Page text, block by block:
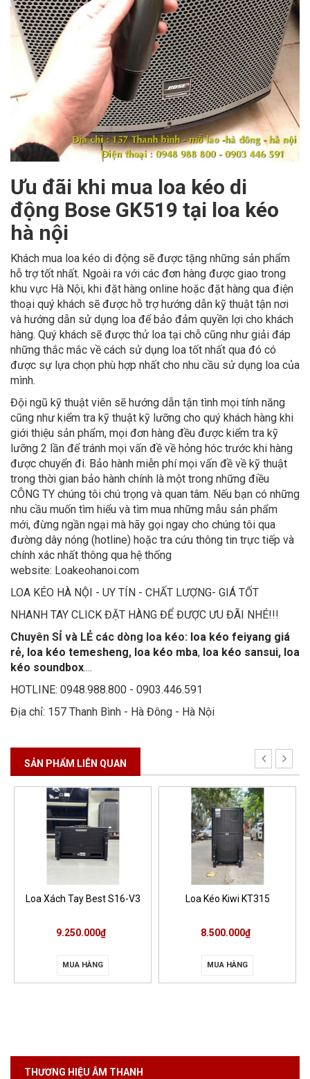
Ưu đãi khi mua loa kéo di
động Bose GK519 tại loa kéo
hà nội
Khách mua loa kéo di động sẽ được tặng những sản phẩm
hỗ trợ tốt nhất. Ngoài ra với các đơn hàng được giao trong
khu vực Hà Nội, khi đặt hàng online hoặc đặt hàng qua điện
thoại quý khách sẽ được hỗ trợ hướng dẫn kỹ thuật tận nơi
và hướng dẫn sử dụng loa để bảo đảm quyền lợi cho khách
hàng. Quý khách sẽ được thử loa tại chỗ cũng như giải đáp
những thắc mắc về cách sử dụng loa tốt nhất qua đó có
được sự lựa chọn phù hợp nhất cho nhu cầu sử dụng loa của
mình.
Đội ngũ kỹ thuật viên sẽ hướng dẫn tận tình mọi tính năng
cũng như kiểm tra kỹ thuật kỹ lưỡng cho quý khách hàng khi
giới thiệu sản phẩm, mọi đơn hàng đều được kiểm tra kỹ
lưỡng 2 lần để tránh mọi vấn đề về hỏng hóc trước khi hàng
được chuyển đi. Bảo hành miễn phí mọi vấn đề về kỹ thuật
trong thời gian bảo hành chính là một trong những điều
CÔNG TY chúng tôi chú trọng và quan tâm. Nếu bạn có những
nhu cầu muốn tìm hiểu và tìm mua những mẫu sản phẩm
mới, đừng ngần ngại mà hãy gọi ngay cho chúng tôi qua
đường dây nóng (hotline) hoặc tra cứu thông tin trực tiếp và
chính xác nhất thông qua hệ thống
website: Loakeohanoi.com
LOA KÉO HÀ NỘI - UY TÍN - CHẤT LƯỢNG- GIÁ TỐT
NHANH TAY CLICK ĐẶT HÀNG ĐỂ ĐƯỢC ƯU ĐÃI NHÉ!!!
Chuyên SỈ và LẺ các dòng loa kéo: loa kéo feiyang giá
rẻ, loa kéo temesheng, loa kéo mba, loa kéo sansui, loa
kéo soundbox....
HOTLINE: 0948.988.800 - 0903.446.591
Địa chỉ: 157 Thanh Bình - Hà Đông - Hà Nội
SẢN PHẨM LIÊN QUAN
Loa Xách Tay Best S16-V3
9.250.000₫
MUA HÀNG
Loa Kéo Kiwi KT315
8.500.000₫
MUA HÀNG
THƯƠNG HIỆU ÂM THANH